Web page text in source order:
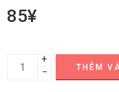
85¥
+
−
THÊM